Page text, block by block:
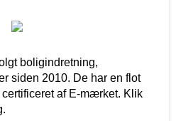
boligindretning,
siden 2010. De har en flot
af E-mærket. Klik